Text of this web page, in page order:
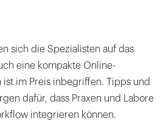
sich die Spezialisten auf das
eine kompakte Online-
im Preis inbegriffen. Tipps und
dafür, dass Praxen und Labore
integrieren können.